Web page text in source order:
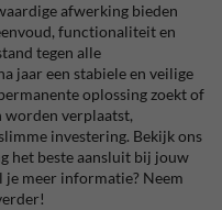
afwerking bieden
functionaliteit en
tegen alle
jaar een stabiele en veilige
oplossing zoekt of
worden verplaatst,
investering. Bekijk ons
het beste aansluit bij jouw
je meer informatie? Neem